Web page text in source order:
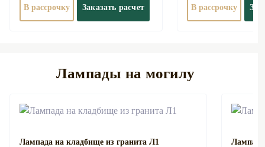
В рассрочку Заказать расчет В рассрочку
Лампады на могилу
Лампада на кладбище из гранита Л1